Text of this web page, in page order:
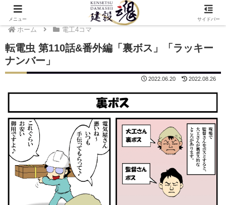
ホーム 電工4コマ
転電虫 第110話&番外編「裏ボス」「ラッキー
ナンバー」
2022.06.20 2022.08.26
メニュー サイドバー